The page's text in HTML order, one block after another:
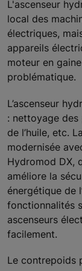
L'ascenseur
local des
électriques,
appareils
moteur en
problématique.
L’ascenseur
: nettoyage
de l’huile, etc.
modernisée
Hydromod DX,
améliore la
énergétique de
fonctionnalités
ascenseurs
facilement.
Le contrepoids